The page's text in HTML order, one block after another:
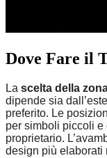
Dove Fare il
La scelta della
dipende sia
preferito. Le
per simboli piccoli e
proprietario.
design più elaborati